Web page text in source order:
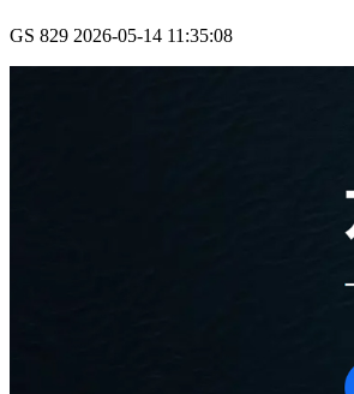
GS 829 2026-05-14 11:35:08